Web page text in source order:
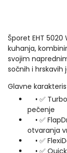
Šporet EHT
kuhanja,
svojim
sočnih i hrskavih
Glavne
• ✅
pečenje
• ✅
otvaranja
• ✅
• ✅